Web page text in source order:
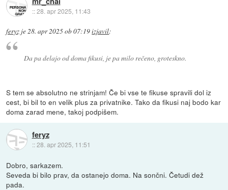
::28. apr 2025, 11:43
feryz je28. apr 2025 ob 07:19izjavil:
Da pa delajo od doma fikusi, je pa milo rečeno, groteskno.
S tem se absolutno ne strinjam! Če bi vse te fikuse spravili dol iz
cest, bi bil to en velik plus za privatnike. Tako da fikusi naj bodo kar
doma zarad mene, takoj podpišem.
feryz
::28. apr 2025, 11:51
Dobro, sarkazem.
Seveda bi bilo prav, da ostanejo doma. Na sončni. Četudi dež
pada.